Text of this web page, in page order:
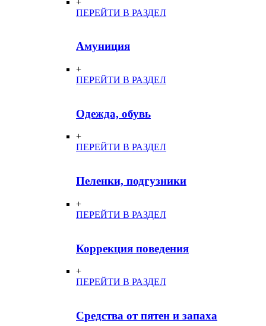
ПЕРЕЙТИ В РАЗДЕЛ
Амуниция
+
ПЕРЕЙТИ В РАЗДЕЛ
Одежда, обувь
+
ПЕРЕЙТИ В РАЗДЕЛ
Пеленки, подгузники
+
ПЕРЕЙТИ В РАЗДЕЛ
Коррекция поведения
+
ПЕРЕЙТИ В РАЗДЕЛ
Средства от пятен и запаха